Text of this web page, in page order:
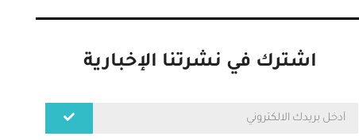
اشترك في نشرتنا الإخبارية